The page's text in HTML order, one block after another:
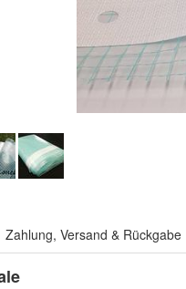
Zahlung, Versand & Rückgabe